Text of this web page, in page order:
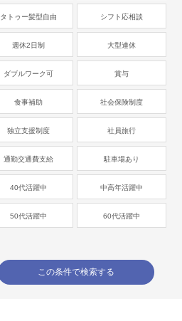
タトゥー髪型自由 シフト応相談
週休2日制 大型連休
ダブルワーク可 賞与
食事補助 社会保険制度
独立支援制度 社員旅行
通勤交通費支給 駐車場あり
40代活躍中 中高年活躍中
50代活躍中 60代活躍中